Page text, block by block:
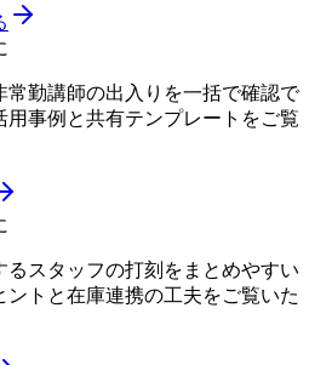
勤講師の出入りを一括で確認で
用事例と共有テンプレートをご覧
スタッフの打刻をまとめやすい
ントと在庫連携の工夫をご覧いた